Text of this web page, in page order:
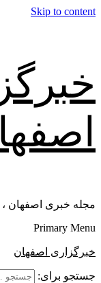
Skip to content
مجله خبری اصفهان ،
Primary Menu
خبرگزاری اصفهان
جستجو برای: